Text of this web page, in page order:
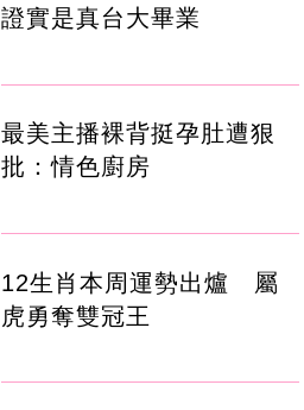
證實是真台大畢業
最美主播裸背挺孕肚遭狠
批：情色廚房
12生肖本周運勢出爐 屬
虎勇奪雙冠王